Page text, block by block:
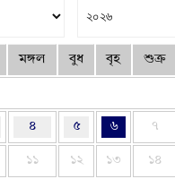
মঙ্গল বুধ বৃহ শুক্র
৪ ৫ ৬ ৭
১১ ১২ ১৩ ১৪